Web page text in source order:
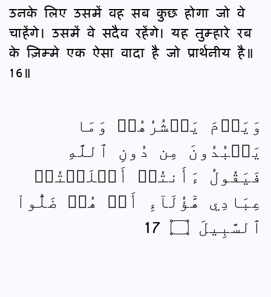
उनके लिए उसमें वह सब कुछ होगा जो वे
चाहेंगे। उसमें वे सदैव रहेंगे। यह तुम्हारे रब
के ज़िम्मे एक ऐसा वादा है जो प्रार्थनीय है॥
16॥
وَيَوۡمَ يَحۡشُرُهُمۡ وَمَا
يَعۡبُدُونَ مِن دُونِ ٱللَّهِ
فَيَقُولُ ءَأَنتُمۡ أَضۡلَلۡتُمۡ
عِبَادِي هَٰٓؤُلَآءِ أَمۡ هُمۡ ضَلُّواْ
ٱلسَّبِيلَ ۝ 17